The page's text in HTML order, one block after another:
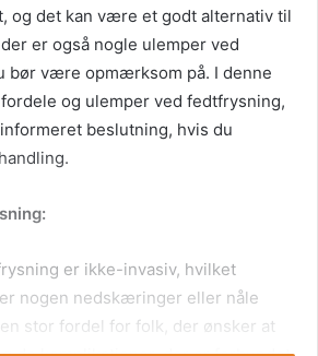
og det kan være et godt alternativ til
er også nogle ulemper ved
bør være opmærksom på. I denne
og ulemper ved fedtfrysning,
beslutning, hvis du
er ikke-invasiv, hvilket
nogen nedskæringer eller nåle
stor fordel for folk, der ønsker at